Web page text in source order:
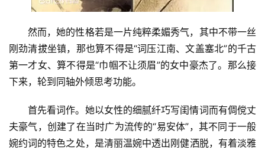
然而，她的性格若是一片纯粹柔媚秀气，其中不带一丝
刚劲清拔坐镇，那也算不得是“词压江南、文盖塞北”的千古
第一才女、算不得是“巾帼不让须眉”的女中豪杰了。那么接
下来，轮到同轴外倾思考功能。
首先看词作。她以女性的细腻纤巧写闺情词而有倜傥丈
夫豪气，创建了在当时广为流传的“易安体”，其不同于一般
婉约词的特色之处，是清丽温婉中透出刚健洒脱，有着淡雅